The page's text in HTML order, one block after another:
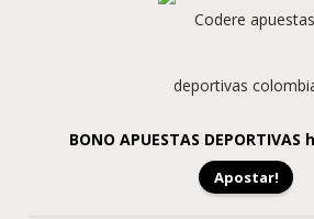
BONO APUESTAS DEPORTIVAS
Apostar!